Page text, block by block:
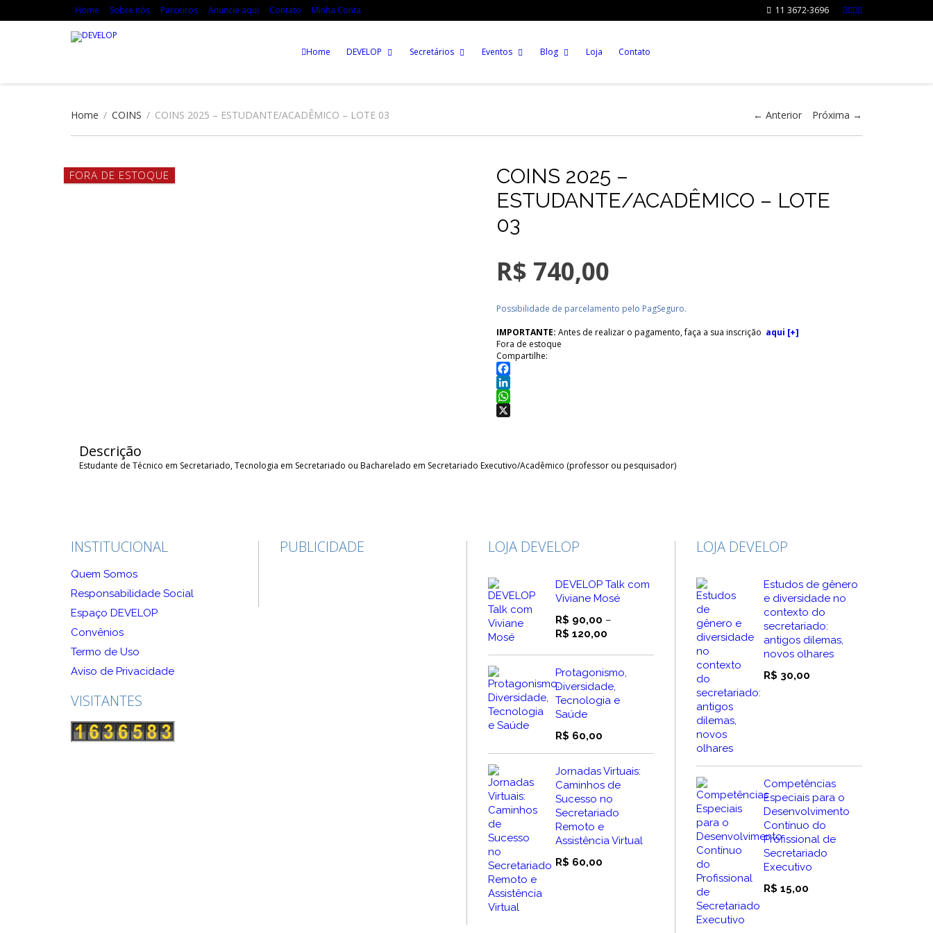
Home Sobre nós Parceiros Anuncie aqui Contato Minha Conta 11 3672-3696
Home DEVELOP Secretários Eventos Blog Loja Contato
Home / COINS / COINS 2025 – ESTUDANTE/ACADÊMICO – LOTE 03 ← Anterior Próxima →
FORA DE ESTOQUE
COINS 2025 –
ESTUDANTE/ACADÊMICO – LOTE
03
R$ 740,00
Possibilidade de parcelamento pelo PagSeguro.
IMPORTANTE: Antes de realizar o pagamento, faça a sua inscrição aqui [+]
Fora de estoque
Compartilhe:
Facebook
LinkedIn
WhatsApp
Descrição
Estudante de Técnico em Secretariado, Tecnologia em Secretariado ou Bacharelado em Secretariado Executivo/Acadêmico (professor ou pesquisador)
INSTITUCIONAL
Quem Somos
Responsabilidade Social
Espaço DEVELOP
Convênios
Termo de Uso
Aviso de Privacidade
VISITANTES
PUBLICIDADE LOJA DEVELOP
DEVELOP Talk com
Viviane Mosé
R$ 90,00 –
R$ 120,00
R$ 90,00
através
R$ 120,00
Protagonismo,
Diversidade,
Tecnologia e
Saúde
R$ 60,00
Jornadas Virtuais:
Caminhos de
Sucesso no
Secretariado
Remoto e
Assistência Virtual
R$ 60,00
LOJA DEVELOP
Estudos de gênero
e diversidade no
contexto do
secretariado:
antigos dilemas,
novos olhares
R$ 30,00
Competências
Especiais para o
Desenvolvimento
Contínuo do
Profissional de
Secretariado
Executivo
R$ 15,00